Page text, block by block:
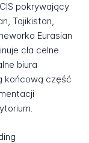
pokrywający
Tajikistan,
Eurasian
cła celne
biura
końcową część